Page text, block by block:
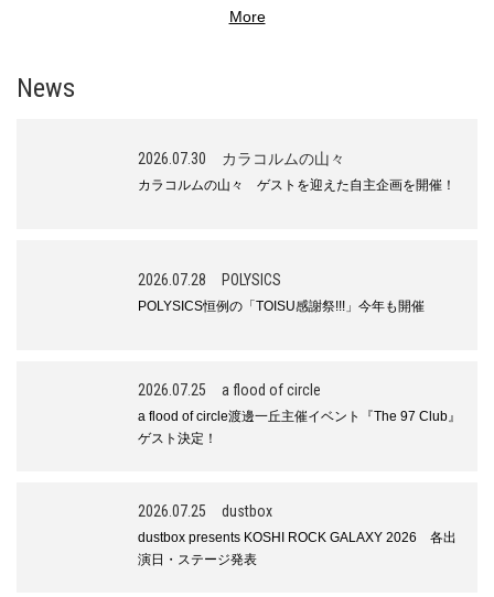
News
2026.07.30 カラコルムの山々
カラコルムの山々 ゲストを迎えた自主企画を開催！
2026.07.28 POLYSICS
POLYSICS恒例の「TOISU感謝祭!!!」今年も開催
2026.07.25 a flood of circle
a flood of circle渡邊一丘主催イベント『The 97 Club』
ゲスト決定！
2026.07.25 dustbox
dustbox presents KOSHI ROCK GALAXY 2026 各出
演日・ステージ発表